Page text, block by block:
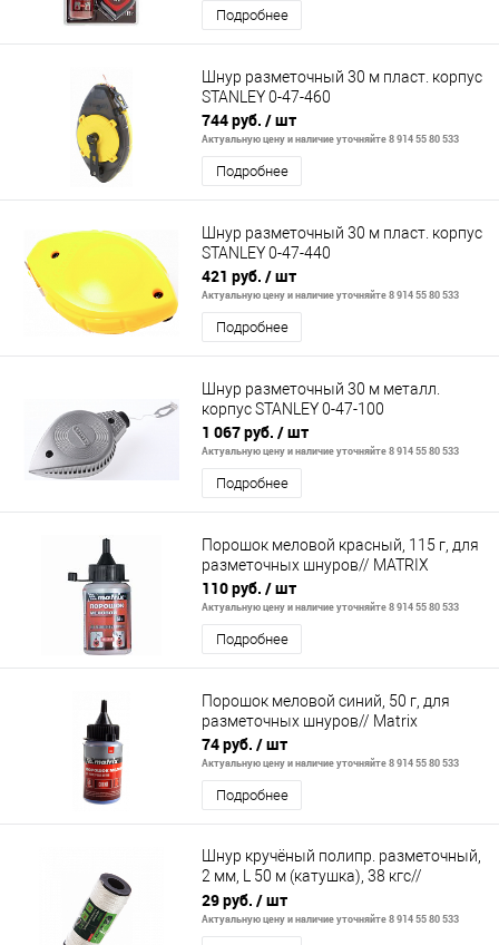
Подробнее
Шнур разметочный 30 м пласт. корпус
STANLEY 0-47-460
744 руб. / шт
Актуальную цену и наличие уточняйте 8 914 55 80 533
Подробнее
Шнур разметочный 30 м пласт. корпус
STANLEY 0-47-440
421 руб. / шт
Актуальную цену и наличие уточняйте 8 914 55 80 533
Подробнее
Шнур разметочный 30 м металл.
корпус STANLEY 0-47-100
1 067 руб. / шт
Актуальную цену и наличие уточняйте 8 914 55 80 533
Подробнее
Порошок меловой красный, 115 г, для
разметочных шнуров// MATRIX
110 руб. / шт
Актуальную цену и наличие уточняйте 8 914 55 80 533
Подробнее
Порошок меловой синий, 50 г, для
разметочных шнуров// Matrix
74 руб. / шт
Актуальную цену и наличие уточняйте 8 914 55 80 533
Подробнее
Шнур кручёный полипр. разметочный,
2 мм, L 50 м (катушка), 38 кгс//
СИБРТЕХ//Россия
29 руб. / шт
Актуальную цену и наличие уточняйте 8 914 55 80 533